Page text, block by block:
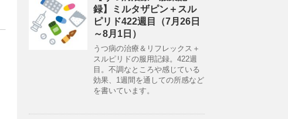
録】ミルタザピン＋スル
ピリド422週目（7月26日
～8月1日）
うつ病の治療＆リフレックス＋
スルピリドの服用記録。422週
目。不調なところや感じている
効果、1週間を通しての所感など
を書いています。